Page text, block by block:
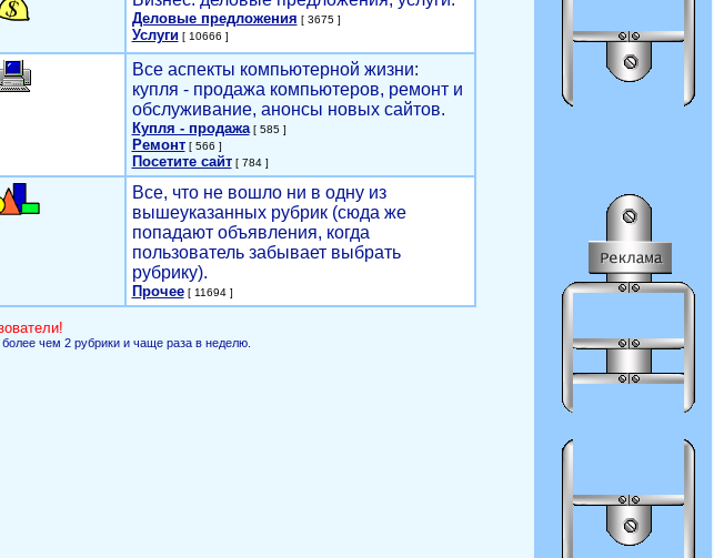
Деловые предложения [ 3675 ]
Услуги[ 10666 ]
Все аспекты компьютерной жизни:
купля - продажа компьютеров, ремонт и
обслуживание, анонсы новых сайтов.
Купля - продажа[ 585 ]
Ремонт[ 566 ]
Посетите сайт[ 784 ]
Все, что не вошло ни в одну из
вышеуказанных рубрик (сюда же
попадают объявления, когда
пользователь забывает выбрать
рубрику).
Прочее[ 11694 ]
чем 2 рубрики и чаще раза в неделю.